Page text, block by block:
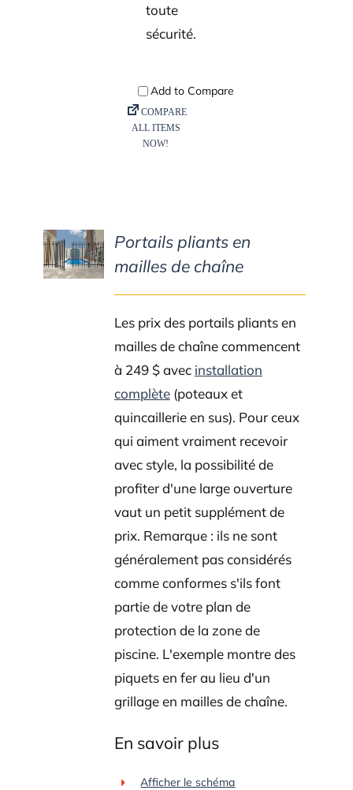
toute
sécurité.
DETAILS
Portails pliants en
mailles de chaîne
Les prix des portails pliants en
mailles de chaîne commencent
à 249 $ avec installation
complète(poteaux et
quincaillerie en sus). Pour ceux
qui aiment vraiment recevoir
avec style, la possibilité de
profiter d'une large ouverture
vaut un petit supplément de
prix. Remarque : ils ne sont
généralement pas considérés
comme conformes s'ils font
partie de votre plan de
protection de la zone de
piscine. L'exemple montre des
piquets en fer au lieu d'un
grillage en mailles de chaîne.
En savoir plus
Afficher le schéma